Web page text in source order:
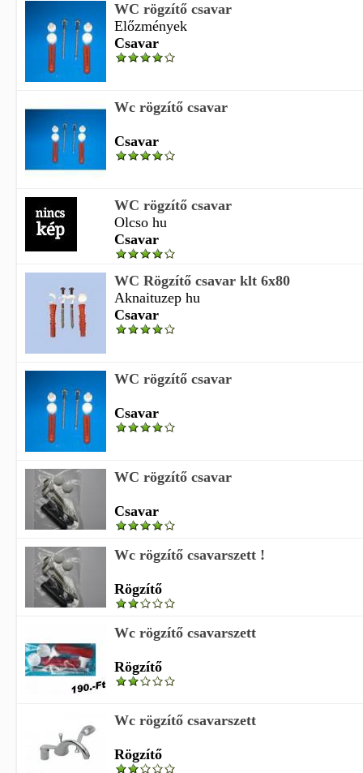
WC rögzítő csavar
Előzmények
Csavar
Wc rögzítő csavar
Csavar
WC rögzítő csavar
Olcso hu
Csavar
WC Rögzítő csavar klt 6x80
Aknaituzep hu
Csavar
WC rögzítő csavar
Csavar
WC rögzítő csavar
Csavar
Wc rögzítő csavarszett !
Rögzítő
Wc rögzítő csavarszett
Rögzítő
Wc rögzítő csavarszett
Rögzítő